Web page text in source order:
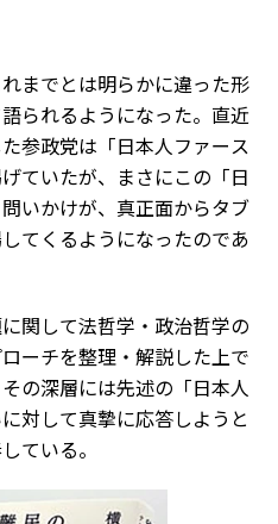
までとは明らかに違った形
られるようになった。直近
参政党は「日本人ファース
ていたが、まさにこの「日
いかけが、真正面からタブ
てくるようになったのであ
関して法哲学・政治哲学の
ーチを整理・解説した上で
の深層には先述の「日本人
対して真摯に応答しようと
ている。